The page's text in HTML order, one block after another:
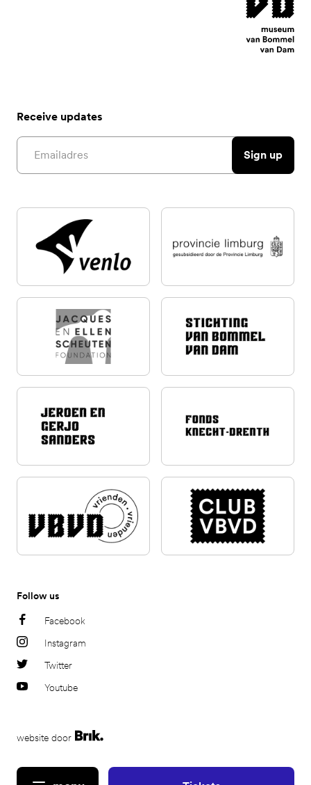
Receive updates
Email address
Sign up
Follow us
Facebook
Instagram
Twitter
Youtube
website door